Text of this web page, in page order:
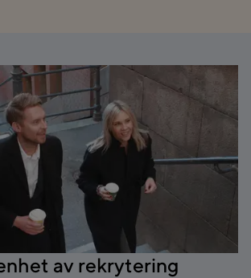
av rekrytering